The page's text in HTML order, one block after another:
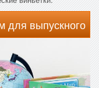
для выпускного